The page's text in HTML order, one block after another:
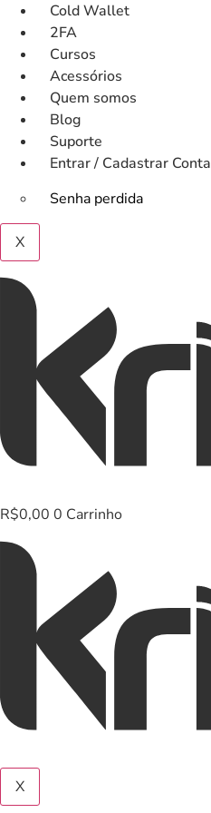
para
conteúdo
Cold Wallet
2FA
Cursos
Acessórios
Quem somos
Blog
Suporte
Entrar / Cadastrar Conta
Senha perdida
X
R$0,00 0 Carrinho
X